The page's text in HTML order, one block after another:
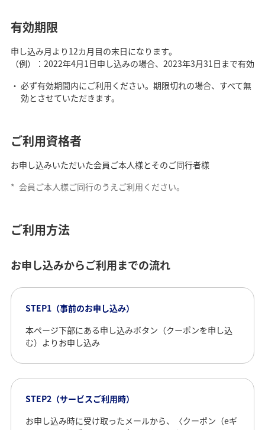
有効期限
申し込み月より12カ月目の末日になります。
（例）：2022年4月1日申し込みの場合、2023年3月31日まで有効
必ず有効期間内にご利用ください。期限切れの場合、すべて無
効とさせていただきます。
ご利用資格者
お申し込みいただいた会員ご本人様とそのご同行者様
* 会員ご本人様ご同行のうえご利用ください。
ご利用方法
お申し込みからご利用までの流れ
STEP1（事前のお申し込み）
本ページ下部にある申し込みボタン（クーポンを申し込
む）よりお申し込み
STEP2（サービスご利用時）
お申し込み時に受け取ったメールから、〈クーポン（eギ